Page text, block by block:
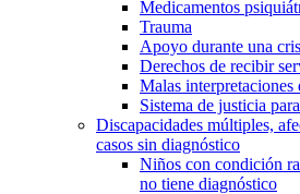
Medicamentos
Trauma
Apoyo durante una
Derechos de recibir
Malas
Sistema de justicia
Discapacidades múltiples,
casos sin diagnóstico
Niños con condición
no tiene diagnóstico